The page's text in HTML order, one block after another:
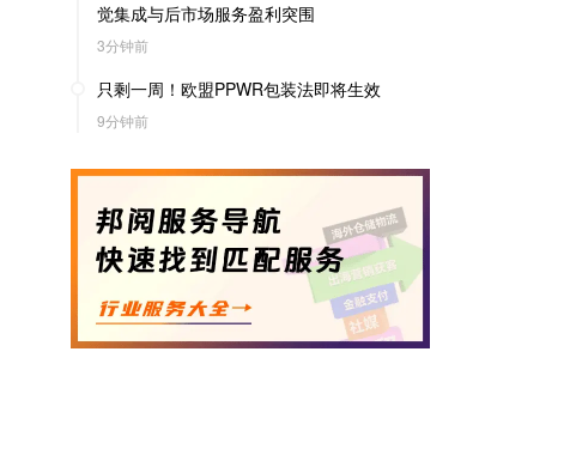
觉集成与后市场服务盈利突围
3分钟前
只剩一周！欧盟PPWR包装法即将生效
9分钟前